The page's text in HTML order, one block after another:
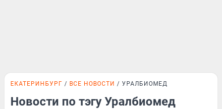
ЕКАТЕРИНБУРГ ВСЕ НОВОСТИ УРАЛБИОМЕД
Новости по тэгу Уралбиомед